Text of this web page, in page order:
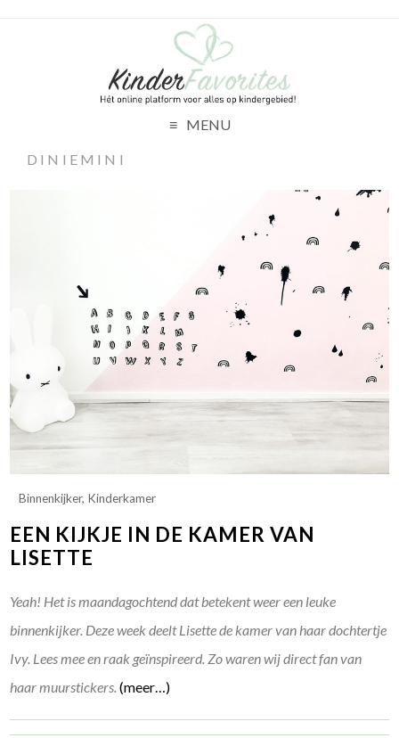
MENU
DINIEMINI
Binnenkijker, Kinderkamer
EEN KIJKJE IN DE KAMER VAN
LISETTE
Yeah! Het is maandagochtend dat betekent weer een leuke
binnenkijker. Deze week deelt Lisette de kamer van haar dochtertje
Ivy. Lees mee en raak geïnspireerd. Zo waren wij direct fan van
haar muurstickers. (meer…)